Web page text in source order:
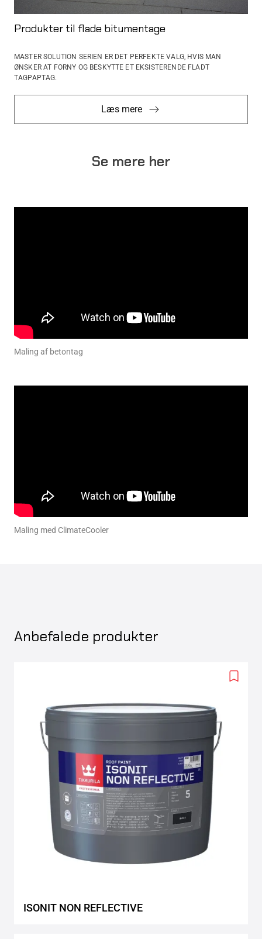
Produkter til flade bitumentage
MASTER SOLUTION SERIEN ER DET PERFEKTE VALG, HVIS MAN
ØNSKER AT FORNY OG BESKYTTE ET ​​EKSISTERENDE FLADT
TAGPAPTAG.
Læs mere
Se mere her
Maling af betontag
Maling med ClimateCooler
Anbefalede produkter
Add
ISONIT NON REFLECTIVE